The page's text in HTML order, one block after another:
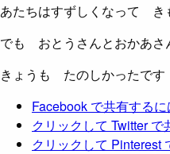
あたちはすずしくなって き
でも おとうさんとおかあ
きょうも たのしかったです
Facebook で共有する
クリックして Twitter
クリックして Pinterest